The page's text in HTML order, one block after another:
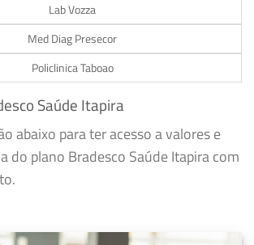
Lab Vozza
Med Diag Presecor
Policlinica Taboao
Saúde Itapira
abaixo para ter acesso a valores e
do plano Bradesco Saúde Itapira com